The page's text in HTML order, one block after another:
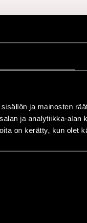
ja mainosten
ja analytiikka-
on kerätty, kun olet